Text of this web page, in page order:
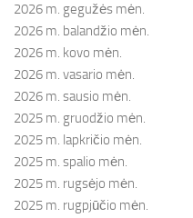
2026 m. gegužės mėn.
2026 m. balandžio mėn.
2026 m. kovo mėn.
2026 m. vasario mėn.
2026 m. sausio mėn.
2025 m. gruodžio mėn.
2025 m. lapkričio mėn.
2025 m. spalio mėn.
2025 m. rugsėjo mėn.
2025 m. rugpjūčio mėn.